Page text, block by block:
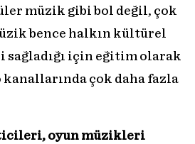
müzik gibi bol değil, çok
bence halkın kültürel
için eğitim olarak
çok daha fazla
oyun müzikleri